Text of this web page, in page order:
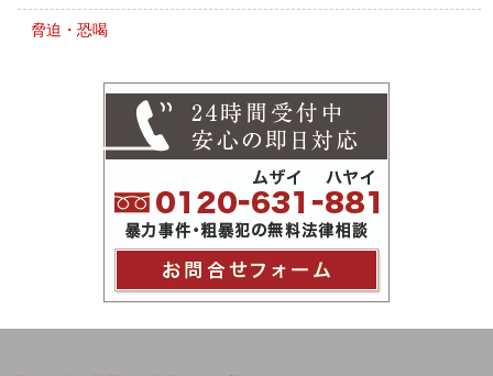
脅迫・恐喝